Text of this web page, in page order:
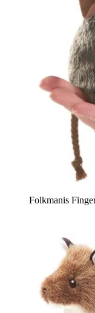
Folkmanis